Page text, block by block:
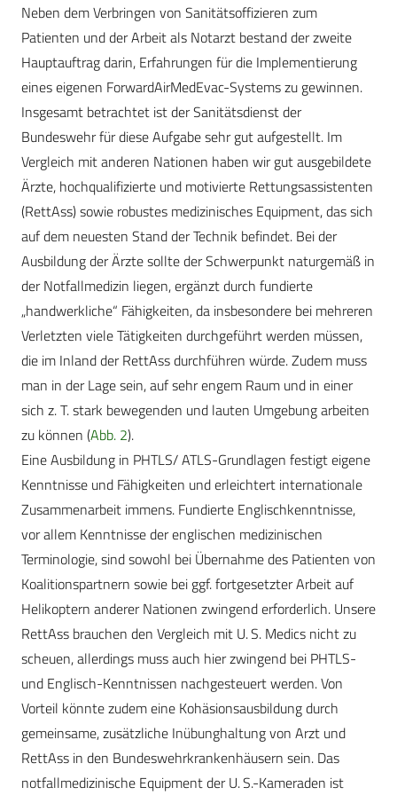
Neben dem Verbringen von Sanitätsoffizieren zum
Patienten und der Arbeit als Notarzt bestand der zweite
Hauptauftrag darin, Erfahrungen für die Implementierung
eines eigenen ForwardAirMedEvac-Systems zu gewinnen.
Insgesamt betrachtet ist der Sanitätsdienst der
Bundeswehr für diese Aufgabe sehr gut aufgestellt. Im
Vergleich mit anderen Nationen haben wir gut ausgebildete
Ärzte, hochqualifizierte und motivierte Rettungsassistenten
(RettAss) sowie robustes medizinisches Equipment, das sich
auf dem neuesten Stand der Technik befindet. Bei der
Ausbildung der Ärzte sollte der Schwerpunkt naturgemäß in
der Notfallmedizin liegen, ergänzt durch fundierte
„handwerkliche“ Fähigkeiten, da insbesondere bei mehreren
Verletzten viele Tätigkeiten durchgeführt werden müs­sen,
die im Inland der RettAss durchführen würde. Zudem muss
man in der Lage sein, auf sehr engem Raum und in einer
sich z. T. stark bewegenden und lauten Umgebung arbeiten
zu können (Abb. 2).
Eine Ausbildung in PHTLS/ ATLS-Grundlagen festigt eigene
Kenntnisse und Fähigkeiten und erleichtert internationale
Zusammenarbeit immens. Fundierte Englischkenntnisse,
vor allem Kenntnisse der englischen medizinischen
Terminologie, sind sowohl bei Übernahme des Patienten von
Koalitionspartnern sowie bei ggf. fortgesetzter Arbeit auf
Helikoptern anderer Nationen zwingend erforderlich. Unsere
RettAss brauchen den Vergleich mit U. S. Medics nicht zu
scheuen, allerdings muss auch hier zwingend bei PHTLS-
und Englisch-Kenntnissen nachgesteuert werden. Von
Vorteil könnte zudem eine Kohäsionsausbildung durch
gemeinsame, zusätzliche Inübunghaltung von Arzt und
RettAss in den Bundeswehrkrankenhäusern sein. Das
notfallmedizinische Equipment der U. S.-Kameraden ist